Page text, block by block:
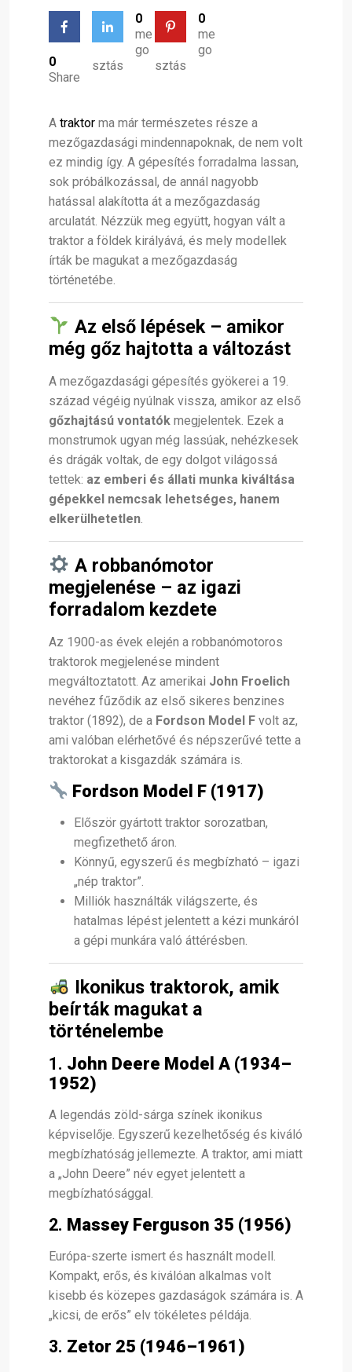
0
Share
0
me
go
sztás
0
me
go
sztás
A traktor ma már természetes része a
mezőgazdasági mindennapoknak, de nem volt
ez mindig így. A gépesítés forradalma lassan,
sok próbálkozással, de annál nagyobb
hatással alakította át a mezőgazdaság
arculatát. Nézzük meg együtt, hogyan vált a
traktor a földek királyává, és mely modellek
írták be magukat a mezőgazdaság
történetébe.
Az első lépések – amikor
még gőz hajtotta a változást
A mezőgazdasági gépesítés gyökerei a 19.
század végéig nyúlnak vissza, amikor az első
gőzhajtású vontatók megjelentek. Ezek a
monstrumok ugyan még lassúak, nehézkesek
és drágák voltak, de egy dolgot világossá
tettek: az emberi és állati munka kiváltása
gépekkel nemcsak lehetséges, hanem
elkerülhetetlen
A robbanómotor
megjelenése – az igazi
forradalom kezdete
Az 1900-as évek elején a robbanómotoros
traktorok megjelenése mindent
megváltoztatott. Az amerikai John Froelich
nevéhez fűződik az első sikeres benzines
traktor (1892), de a Fordson Model F volt az,
ami valóban elérhetővé és népszerűvé tette a
traktorokat a kisgazdák számára is.
Fordson Model F (1917)
Először gyártott traktor sorozatban,
megfizethető áron.
Könnyű, egyszerű és megbízható – igazi
„nép traktor”.
Milliók használták világszerte, és
hatalmas lépést jelentett a kézi munkáról
a gépi munkára való áttérésben.
Ikonikus traktorok, amik
beírták magukat a
történelembe
1. John Deere Model A (1934–
1952)
A legendás zöld-sárga színek ikonikus
képviselője. Egyszerű kezelhetőség és kiváló
megbízhatóság jellemezte. A traktor, ami miatt
a „John Deere” név egyet jelentett a
megbízhatósággal.
2. Massey Ferguson 35 (1956)
Európa-szerte ismert és használt modell.
Kompakt, erős, és kiválóan alkalmas volt
kisebb és közepes gazdaságok számára is. A
„kicsi, de erős” elv tökéletes példája.
3. Zetor 25 (1946–1961)